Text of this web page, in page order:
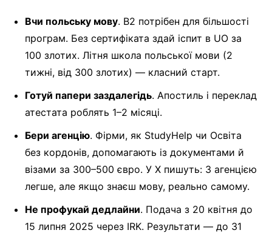
Вчи польську мову. B2 потрібен для більшості
програм. Без сертифіката здай іспит в UO за
100 злотих. Літня школа польської мови (2
тижні, від 300 злотих) — класний старт.
Готуй папери заздалегідь. Апостиль і переклад
атестата роблять 1–2 місяці.
Бери агенцію. Фірми, як StudyHelp чи Освіта
без кордонів, допомагають із документами й
візами за 300–500 євро. У X пишуть: З агенцією
легше, але якщо знаєш мову, реально самому.
Не профукай дедлайни. Подача з 20 квітня до
15 липня 2025 через IRK. Результати — до 31